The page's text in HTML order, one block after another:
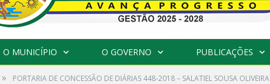
O MUNICÍPIO O GOVERNO PUBLICAÇÕES
» PORTARIA DE CONCESSÃO DE DIÁRIAS 448-2018 – SALATIEL SOUSA OLIVEIRA